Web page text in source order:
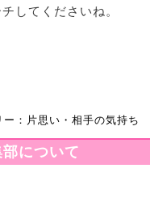
してくださいね。
ー：片思い・相手の気持ち
について